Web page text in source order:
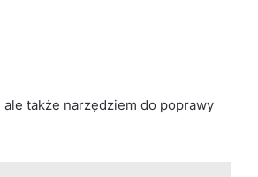
także narzędziem do poprawy